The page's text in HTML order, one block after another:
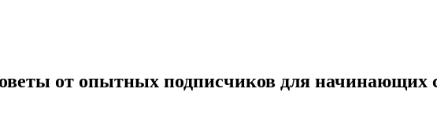
от опытных подписчиков для начинающих